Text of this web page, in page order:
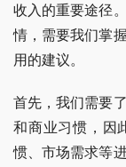
收入的重要途径
情，需要我们掌
用的建议。
首先，我们需要
和商业习惯，因
惯、市场需求等